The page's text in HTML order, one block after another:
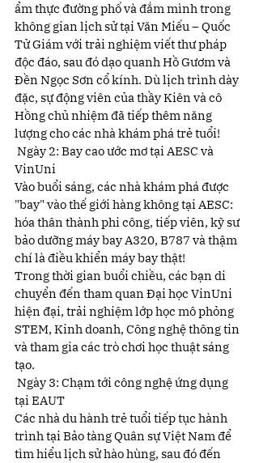
ẩm thực đường phố và đắm mình trong
không gian lịch sử tại Văn Miếu – Quốc
Tử Giám với trải nghiệm viết thư pháp
độc đáo, sau đó dạo quanh Hồ Gươm và
Đền Ngọc Sơn cổ kính. Dù lịch trình dày
đặc, sự động viên của thầy Kiên và cô
Hồng chủ nhiệm đã tiếp thêm năng
lượng cho các nhà khám phá trẻ tuổi!
Ngày 2: Bay cao ước mơ tại AESC và
VinUni
Vào buổi sáng, các nhà khám phá được
"bay" vào thế giới hàng không tại AESC:
hóa thân thành phi công, tiếp viên, kỹ sư
bảo dưỡng máy bay A320, B787 và thậm
chí là điều khiển máy bay thật!
Trong thời gian buổi chiều, các bạn di
chuyển đến tham quan Đại học VinUni
hiện đại, trải nghiệm lớp học mô phỏng
STEM, Kinh doanh, Công nghệ thông tin
và tham gia các trò chơi học thuật sáng
tạo.
Ngày 3: Chạm tới công nghệ ứng dụng
tại EAUT
Các nhà du hành trẻ tuổi tiếp tục hành
trình tại Bảo tàng Quân sự Việt Nam để
tìm hiểu lịch sử hào hùng, sau đó đến